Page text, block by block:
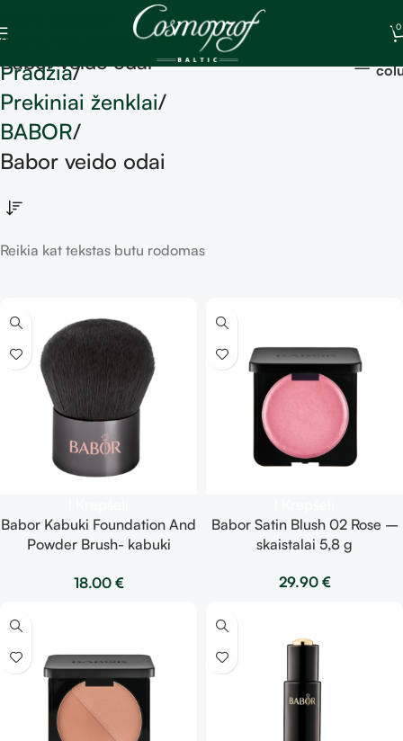
Skip to main content
0
Babor veido odai
Pradžia
Prekiniai ženklai
BABOR
Babor veido odai
Reikia kat tekstas butu rodomas
Babor Kabuki Foundation And
Powder Brush- kabuki
šepetėlis
18.00 €
Babor Satin Blush 02 Rose –
skaistalai 5,8 g
29.90 €